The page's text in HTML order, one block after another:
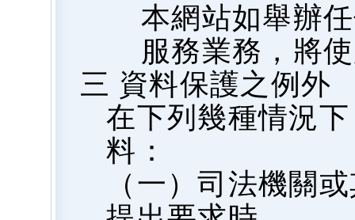
本網站如舉辦
服務業務，將
三 資料保護之例外
在下列幾種情況
料：
（一）司法機關